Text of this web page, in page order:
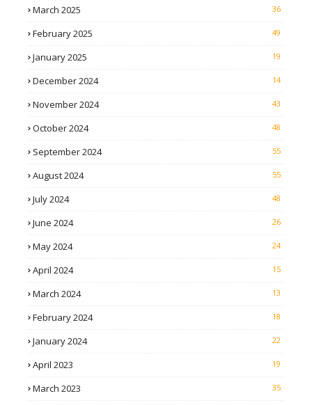
March 2025 36
February 2025 49
January 2025 19
December 2024 14
November 2024 43
October 2024 48
September 2024 55
August 2024 55
July 2024 48
June 2024 26
May 2024 24
April 2024 15
March 2024 13
February 2024 18
January 2024 22
April 2023 19
March 2023 35